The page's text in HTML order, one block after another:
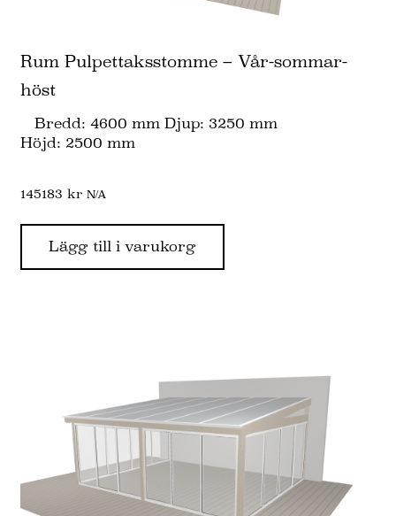
Rum Pulpettaksstomme – Vår-sommar-
höst
Bredd: 4600 mm Djup: 3250 mm
Höjd: 2500 mm
145183kr N/A
Lägg till i varukorg